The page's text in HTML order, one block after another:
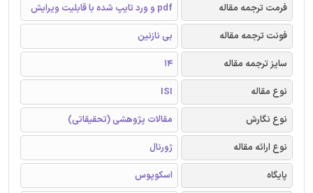
فرمت ترجمه مقاله
pdf و ورد تایپ شده با قابلیت ویرایش
فونت ترجمه مقاله
بی نازنین
سایز ترجمه مقاله
14
نوع مقاله
ISI
نوع نگارش
مقالات پژوهشی (تحقیقاتی)
نوع ارائه مقاله
ژورنال
پایگاه
اسکوپوس